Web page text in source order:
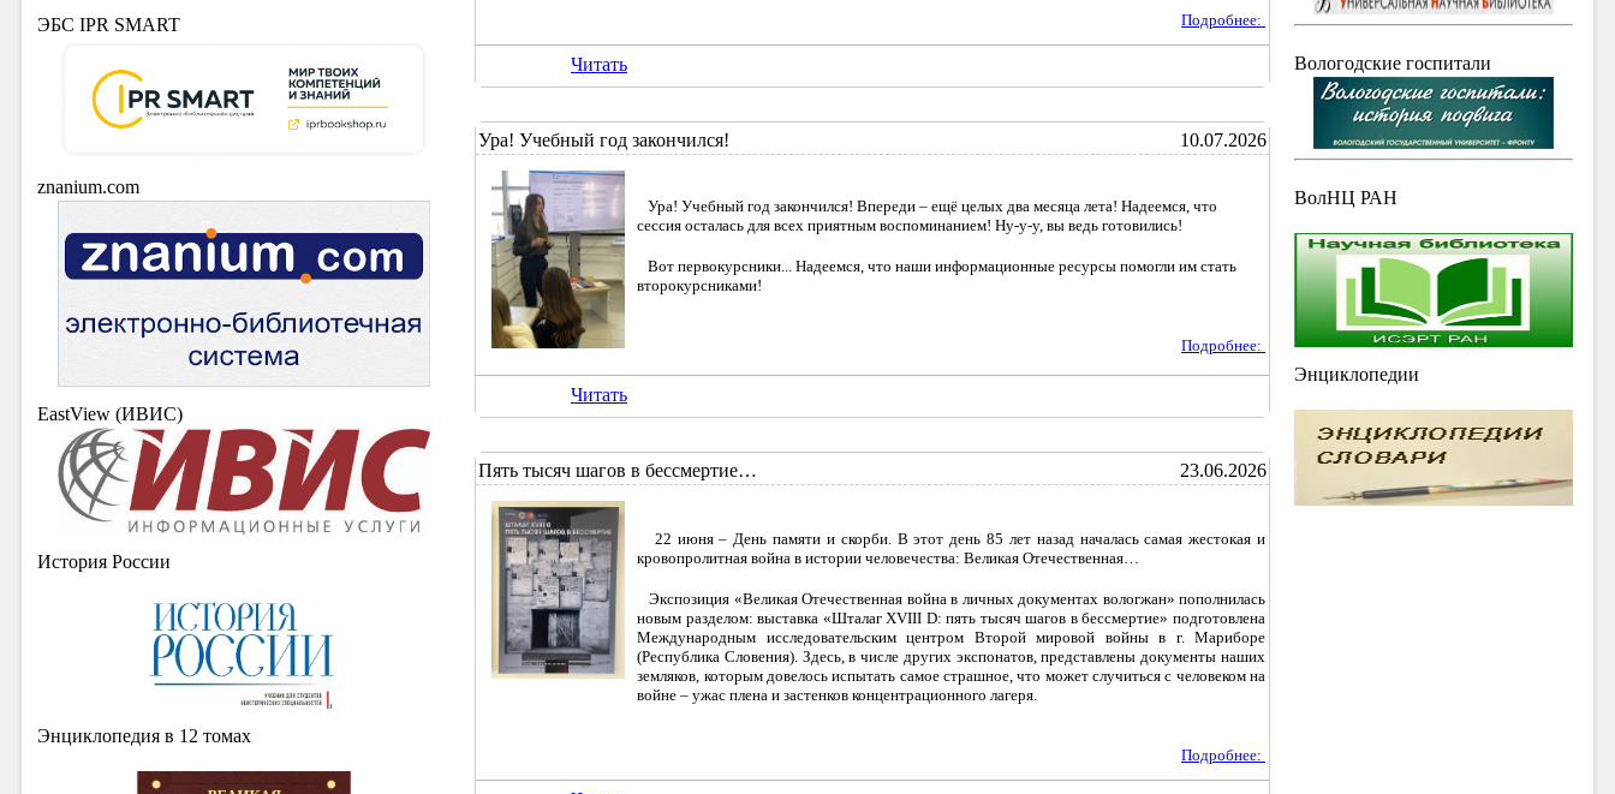
ЭБС IPR SMART
znanium.com
EastView (ИВИС)
История России
Энциклопедия в 12 томах
Подробнее:
Читать
Ура! Учебный год закончился! 10.07.2026
Ура! Учебный год закончился! Впереди – ещё целых два месяца лета! Надеемся, что
сессия осталась для всех приятным воспоминанием! Ну-у-у, вы ведь готовились!
Вот первокурсники... Надеемся, что наши информационные ресурсы помогли им стать
второкурсниками!
Подробнее:
Читать
Пять тысяч шагов в бессмертие… 23.06.2026
22 июня – День памяти и скорби. В этот день 85 лет назад началась самая жестокая и
кровопролитная война в истории человечества: Великая Отечественная…
Экспозиция «Великая Отечественная война в личных документах вологжан» пополнилась
новым разделом: выставка «Шталаг XVIII D: пять тысяч шагов в бессмертие» подготовлена
Международным исследовательским центром Второй мировой войны в г. Мариборе
(Республика Словения). Здесь, в числе других экспонатов, представлены документы наших
земляков, которым довелось испытать самое страшное, что может случиться с человеком на
войне – ужас плена и застенков концентрационного лагеря.
Подробнее:
Вологодские госпитали
ВолНЦ РАН
Энциклопедии